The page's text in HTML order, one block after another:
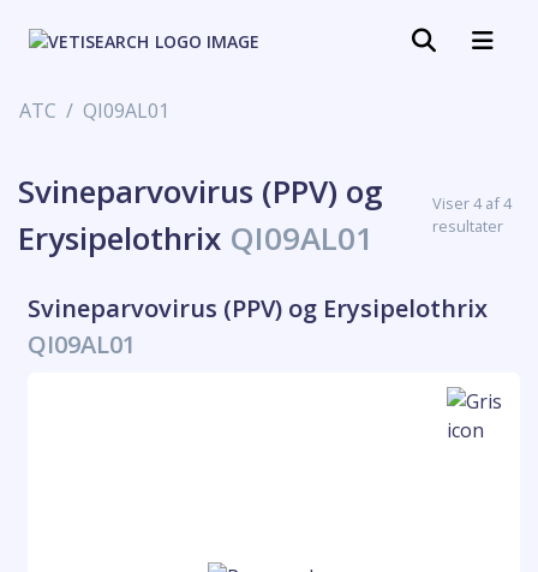
ATC QI09AL01
Svineparvovirus (PPV) og
Erysipelothrix QI09AL01
Viser 4 af 4
resultater
Svineparvovirus (PPV) og Erysipelothrix
QI09AL01